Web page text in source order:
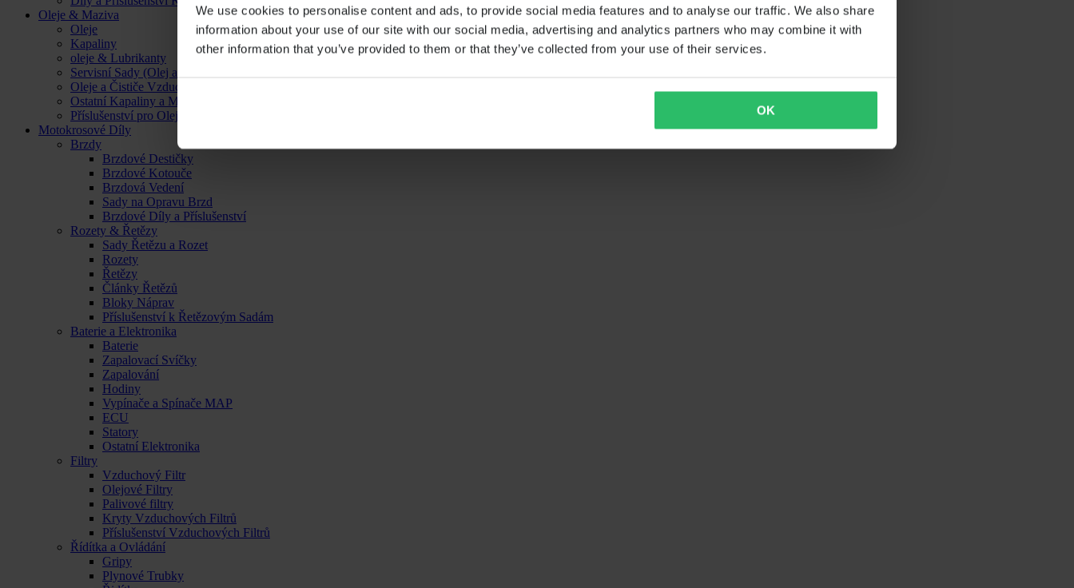
We use cookies to personalise content and ads, to provide social media features and to analyse our traffic. We also share
information about your use of our site with our social media, advertising and analytics partners who may combine it with
other information that you’ve provided to them or that they’ve collected from your use of their services.
OK
Oleje & Maziva
Oleje
Kapaliny
oleje & Lubrikanty
Servisní Sady (Olej a Filtr)
Oleje a Čističe Vzduchových Filtrů
Ostatní Kapaliny a Maziva
Příslušenství pro Oleje, Kapaliny a Maziva
Motokrosové Díly
Brzdy
Brzdové Destičky
Brzdové Kotouče
Brzdová Vedení
Sady na Opravu Brzd
Brzdové Díly a Příslušenství
Rozety & Řetězy
Sady Řetězu a Rozet
Rozety
Řetězy
Články Řetězů
Bloky Náprav
Příslušenství k Řetězovým Sadám
Baterie a Elektronika
Baterie
Zapalovací Svíčky
Zapalování
Hodiny
Vypínače a Spínače MAP
ECU
Statory
Ostatní Elektronika
Filtry
Vzduchový Filtr
Olejové Filtry
Palivové filtry
Kryty Vzduchových Filtrů
Příslušenství Vzduchových Filtrů
Řídítka a Ovládání
Gripy
Plynové Trubky